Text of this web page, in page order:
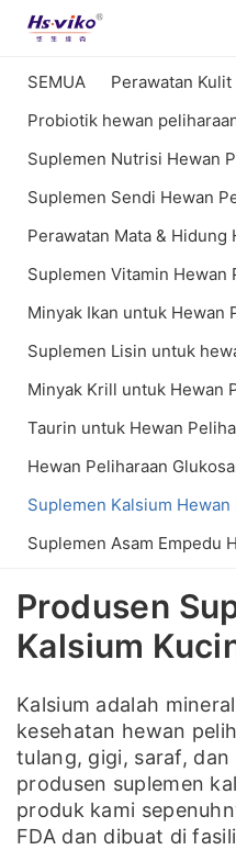
SEMUA
Perawatan
Probiotik hewan
Suplemen Nutrisi Hewan
Suplemen Sendi Hewan
Perawatan Mata & Hidung
Suplemen Vitamin Hewan
Minyak Ikan untuk Hewan
Suplemen Lisin untuk
Minyak Krill untuk Hewan
Taurin untuk Hewan
Hewan Peliharaan
Suplemen Kalsium Hewan
Suplemen Asam Empedu
Produsen
Kalsium
Kalsium adalah
kesehatan hewan
tulang, gigi, saraf,
produsen suplemen
produk kami
FDA dan dibuat di